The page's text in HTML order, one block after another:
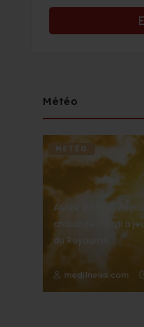
Météo
METÉO
Alerte Météo :
chaud de mardi à
du Royaume
medi1news.com